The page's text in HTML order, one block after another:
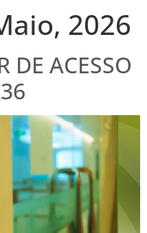
2026
DE ACESSO